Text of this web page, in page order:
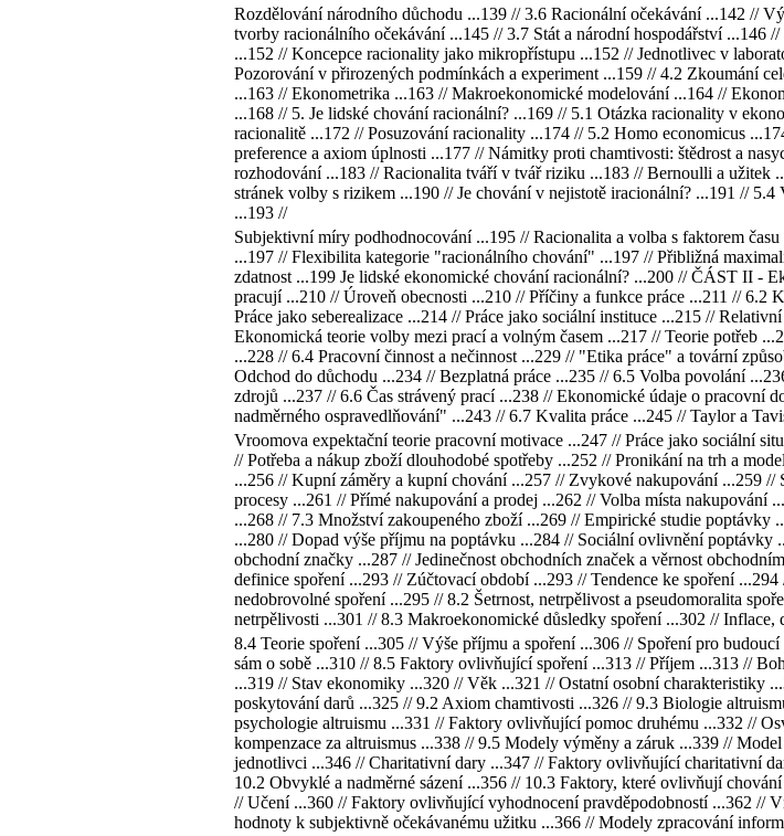
Rozdělování národního důchodu ...139 // 3.6 Racionální očekávání ...142 //
tvorby racionálního očekávání ...145 // 3.7 Stát a národní hospodářství
...152 // Koncepce racionality jako mikropřístupu ...152 // Jednotlivec v
Pozorování v přirozených podmínkách a experiment ...159 // 4.2 Zkoumání
...163 // Ekonometrika ...163 // Makroekonomické modelování ...164 //
...168 // 5. Je lidské chování racionální? ...169 // 5.1 Otázka racionality v
racionalitě ...172 // Posuzování racionality ...174 // 5.2 Homo economicus
preference a axiom úplnosti ...177 // Námitky proti chamtivosti: štědrost a
rozhodování ...183 // Racionalita tváří v tvář riziku ...183 // Bernoulli a užitek
stránek volby s rizikem ...190 // Je chování v nejistotě iracionální? ...191 //
...193 //
Subjektivní míry podhodnocování ...195 // Racionalita a volba s faktorem
...197 // Flexibilita kategorie "racionálního chování" ...197 // Přibližná
zdatnost ...199 Je lidské ekonomické chování racionální? ...200 // ČÁST II -
pracují ...210 // Úroveň obecnosti ...210 // Příčiny a funkce práce ...211 // 6.2
Práce jako seberealizace ...214 // Práce jako sociální instituce ...215 //
Ekonomická teorie volby mezi prací a volným časem ...217 // Teorie potřeb
...228 // 6.4 Pracovní činnost a nečinnost ...229 // "Etika práce" a tovární
Odchod do důchodu ...234 // Bezplatná práce ...235 // 6.5 Volba povolání
zdrojů ...237 // 6.6 Čas strávený prací ...238 // Ekonomické údaje o
nadměrného ospravedlňování" ...243 // 6.7 Kvalita práce ...245 // Taylor a
Vroomova expektační teorie pracovní motivace ...247 // Práce jako sociální
// Potřeba a nákup zboží dlouhodobé spotřeby ...252 // Pronikání na trh a
...256 // Kupní záměry a kupní chování ...257 // Zvykové nakupování ...259
procesy ...261 // Přímé nakupování a prodej ...262 // Volba místa
...268 // 7.3 Množství zakoupeného zboží ...269 // Empirické studie
...280 // Dopad výše příjmu na poptávku ...284 // Sociální ovlivnění
obchodní značky ...287 // Jedinečnost obchodních značek a věrnost
definice spoření ...293 // Zúčtovací období ...293 // Tendence ke spoření
nedobrovolné spoření ...295 // 8.2 Šetrnost, netrpělivost a pseudomoralita
netrpělivosti ...301 // 8.3 Makroekonomické důsledky spoření ...302 //
8.4 Teorie spoření ...305 // Výše příjmu a spoření ...306 // Spoření pro
sám o sobě ...310 // 8.5 Faktory ovlivňující spoření ...313 // Příjem ...313 //
...319 // Stav ekonomiky ...320 // Věk ...321 // Ostatní osobní charakteristiky
poskytování darů ...325 // 9.2 Axiom chamtivosti ...326 // 9.3 Biologie
psychologie altruismu ...331 // Faktory ovlivňující pomoc druhému ...332 //
kompenzace za altruismus ...338 // 9.5 Modely výměny a záruk ...339 //
jednotlivci ...346 // Charitativní dary ...347 // Faktory ovlivňující charitativní
10.2 Obvyklé a nadměrné sázení ...356 // 10.3 Faktory, které ovlivňují
// Učení ...360 // Faktory ovlivňující vyhodnocení pravděpodobností ...362 //
hodnoty k subjektivně očekávanému užitku ...366 // Modely zpracování